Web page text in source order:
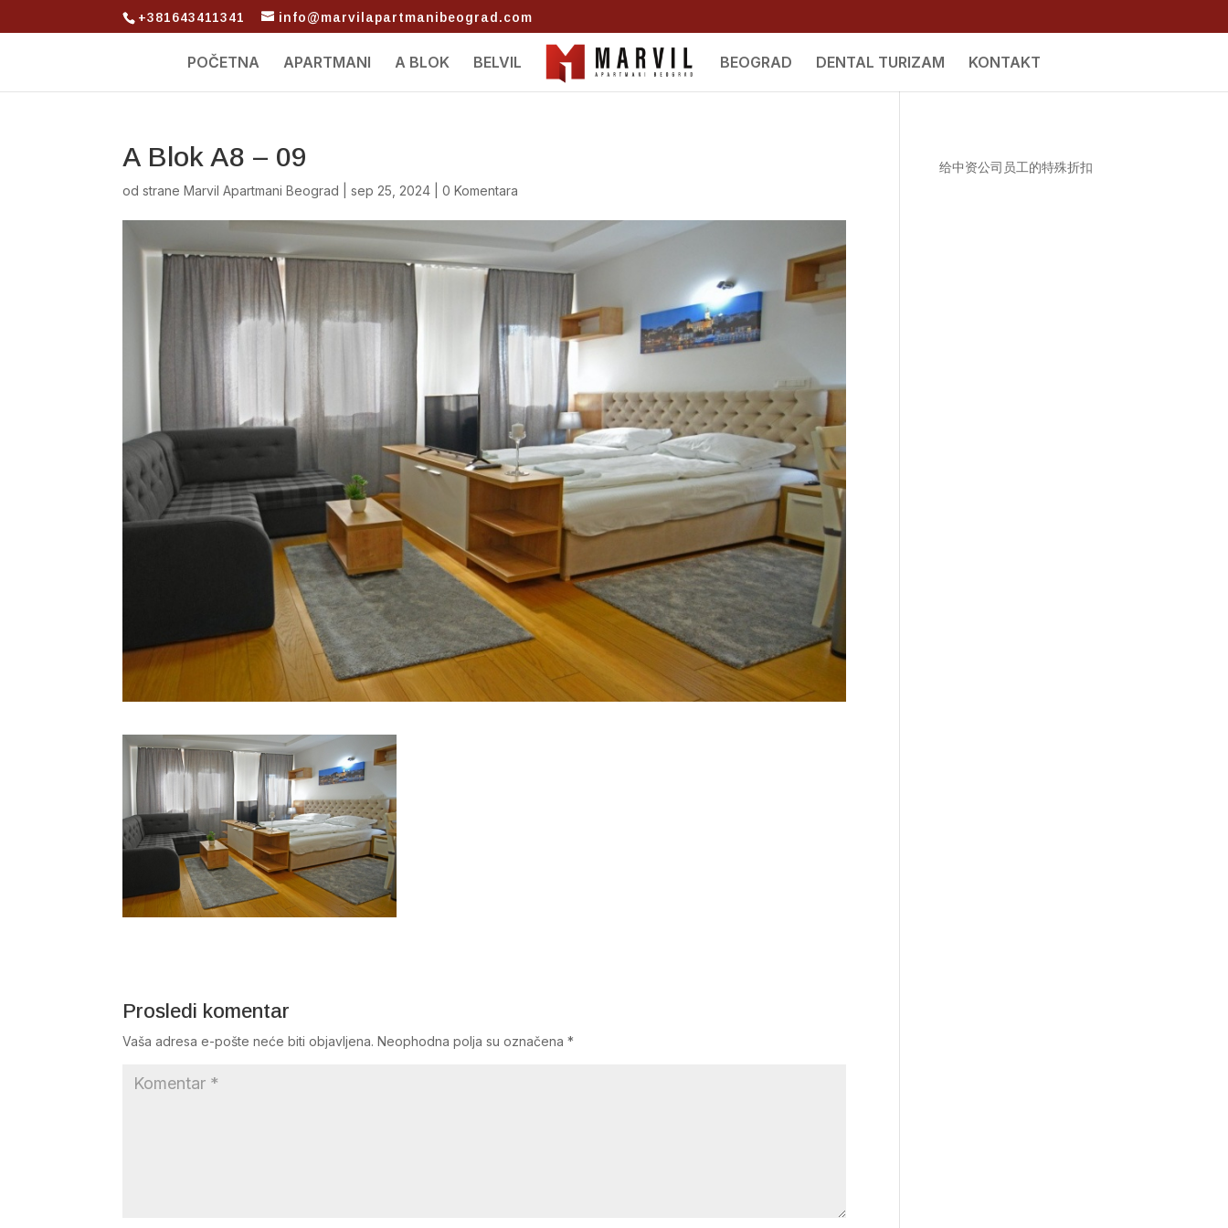
+381643411341 info@marvilapartmanibeograd.com
POČETNA APARTMANI A BLOK BELVIL BEOGRAD DENTAL TURIZAM KONTAKT
A Blok A8 – 09
od straneMarvil Apartmani Beograd |sep 25, 2024 |0 Komentara
Prosledi komentar
Vaša adresa e-pošte neće biti objavljena. Neophodna polja su označena*
给中资公司员工的特殊折扣